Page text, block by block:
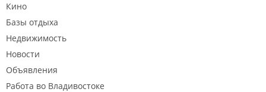
Кино
Базы отдыха
Недвижимость
Новости
Объявления
Работа во Владивостоке